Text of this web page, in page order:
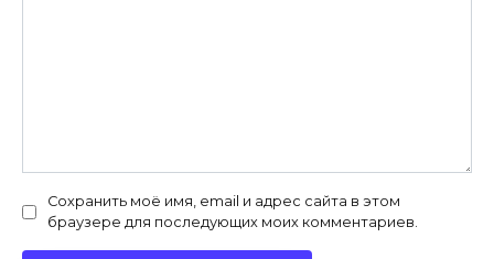
Сохранить моё имя, email и адрес сайта в этом
браузере для последующих моих комментариев.